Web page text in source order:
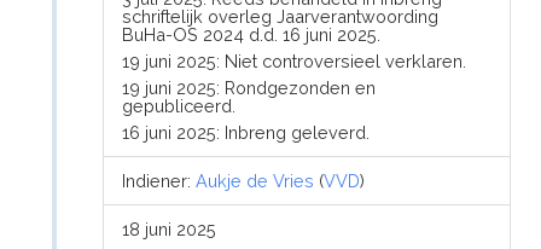
schriftelijk overleg Jaarverantwoording
BuHa-OS 2024 d.d. 16 juni 2025.
19 juni 2025: Niet controversieel verklaren.
19 juni 2025: Rondgezonden en
gepubliceerd.
16 juni 2025: Inbreng geleverd.
Indiener:Aukje de Vries (VVD)
18 juni 2025